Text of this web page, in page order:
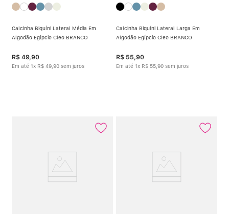
Calcinha Biquíni Lateral Média Em
Algodão Egípcio Cleo BRANCO
R$ 49,90
Em até 1x R$ 49 90 sem juros
Calcinha Biquíni Lateral Larga Em
Algodão Egípcio Cleo BRANCO
R$ 55,90
Em até 1x R$ 55 90 sem juros